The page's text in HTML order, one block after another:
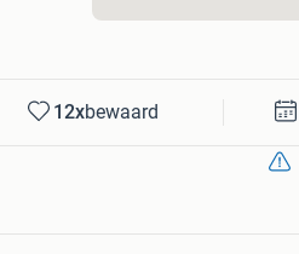
12xbewaard